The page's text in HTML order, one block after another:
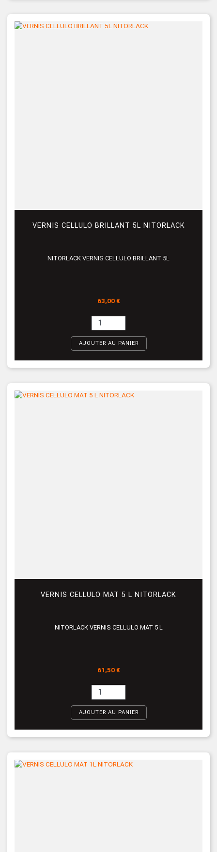
VERNIS CELLULO BRILLANT 5L NITORLACK
NITORLACK VERNIS CELLULO BRILLANT 5L
Prix
63,00 €
AJOUTER AU PANIER
VERNIS CELLULO MAT 5 L NITORLACK
NITORLACK VERNIS CELLULO MAT 5 L
Prix
61,50 €
AJOUTER AU PANIER